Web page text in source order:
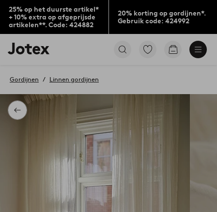
25% op het duurste artikel*
+ 10% extra op afgeprijsde
artikelen**. Code: 424882
20% korting op gordijnen*.
Gebruik code: 424992
Jotex
logo
to
home
page
Ga
Go
Terug
Gordijnen Linnen gordijnen